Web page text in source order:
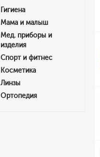
Гигиена
Мама и малыш
Мед. приборы и
изделия
Спорт и фитнес
Косметика
Линзы
Ортопедия